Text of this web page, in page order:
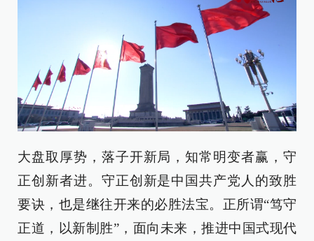
大盘取厚势，落子开新局，知常明变者赢，守
正创新者进。守正创新是中国共产党人的致胜
要诀，也是继往开来的必胜法宝。正所谓“笃守
正道，以新制胜”，面向未来，推进中国式现代